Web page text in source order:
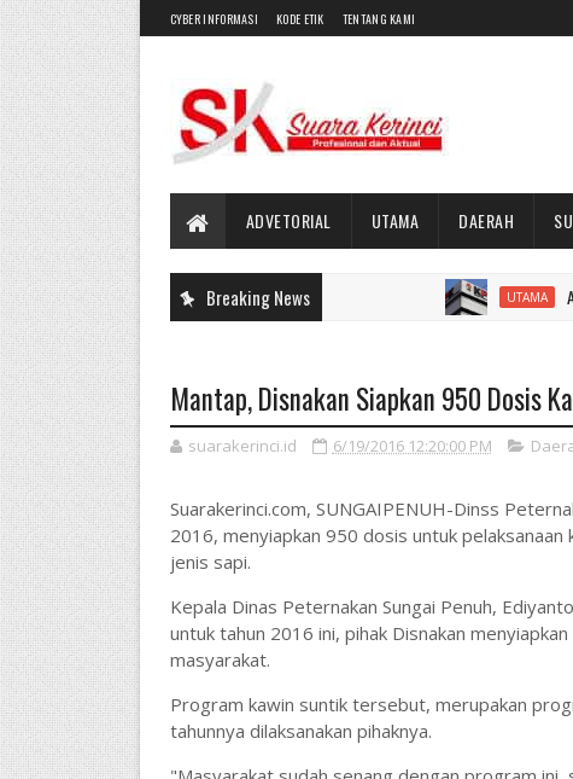
CYBER INFORMASI KODE ETIK TENTANG KAMI
ADVETORIAL UTAMA DAERAH
Breaking News UTAMA Aktivis : Pak
Mantap, Disnakan Siapkan 950 Dosis
suarakerinci.id 6/19/2016 12:20:00 PM
Suarakerinci.com, SUNGAIPENUH-Dinss
2016, menyiapkan 950 dosis untuk
jenis sapi.
Kepala Dinas Peternakan Sungai Penuh,
untuk tahun 2016 ini, pihak Disnakan
masyarakat.
Program kawin suntik tersebut, merupakan
tahunnya dilaksanakan pihaknya.